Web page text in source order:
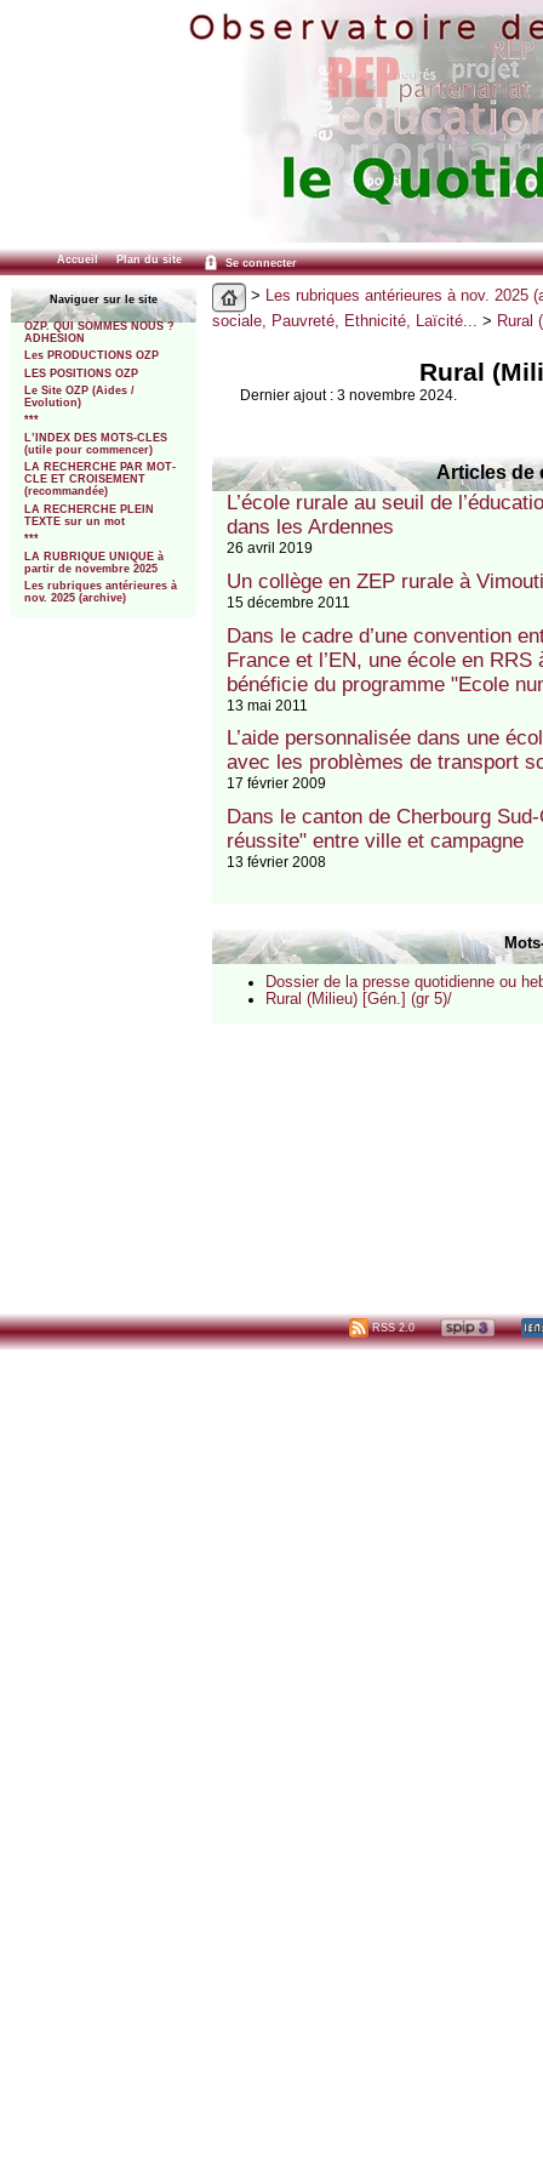
Accueil Plan du site Se connecter
Naviguer sur le site
OZP. QUI SOMMES NOUS ?
ADHESION
Les PRODUCTIONS OZP
LES POSITIONS OZP
Le Site OZP (Aides /
Evolution)
***
L’INDEX DES MOTS-CLES
(utile pour commencer)
LA RECHERCHE PAR MOT-
CLE ET CROISEMENT
(recommandée)
LA RECHERCHE PLEIN
TEXTE sur un mot
***
LA RUBRIQUE UNIQUE à
partir de novembre 2025
Les rubriques antérieures à
nov. 2025 (archive)
> Les rubriques antérieures à nov. 2025
sociale, Pauvreté, Ethnicité, Laïcité... > Rural
Rural
Dernier ajout : 3 novembre 2024.
Articles de
L’école rurale au seuil de
dans les Ardennes
26 avril 2019
Un collège en ZEP rurale à
15 décembre 2011
Dans le cadre d’une convention
France et l’EN, une école en
bénéficie du programme "Ecole
13 mai 2011
L’aide personnalisée dans une
avec les problèmes de transport
17 février 2009
Dans le canton de Cherbourg
réussite" entre ville et campagne
13 février 2008
Dossier de la presse quotidienne ou
Rural (Milieu) [Gén.] (gr 5)/
RSS 2.0